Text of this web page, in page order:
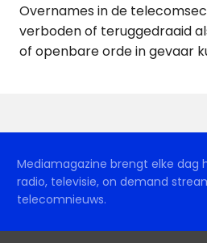
Overnames in de
verboden of teruggedraaid
of openbare orde in gevaar
Mediamagazine brengt elke dag
radio, televisie, on demand
telecomnieuws.